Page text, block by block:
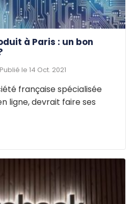
à Paris : un bon
le 14 Oct. 2021
française spécialisée
ligne, devrait faire ses